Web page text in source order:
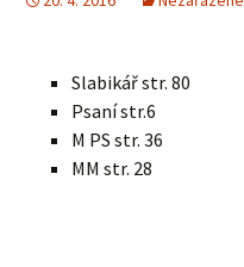
Slabikář str. 80
Psaní str.6
M PS str. 36
MM str. 28